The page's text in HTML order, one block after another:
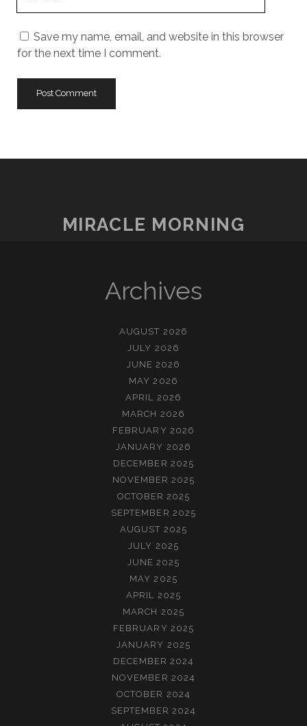
Save my name, email, and website in this browser
for the next time I comment.
MIRACLE MORNING
Archives
AUGUST 2026
JULY 2026
JUNE 2026
MAY 2026
APRIL 2026
MARCH 2026
FEBRUARY 2026
JANUARY 2026
DECEMBER 2025
NOVEMBER 2025
OCTOBER 2025
SEPTEMBER 2025
AUGUST 2025
JULY 2025
JUNE 2025
MAY 2025
APRIL 2025
MARCH 2025
FEBRUARY 2025
JANUARY 2025
DECEMBER 2024
NOVEMBER 2024
OCTOBER 2024
SEPTEMBER 2024